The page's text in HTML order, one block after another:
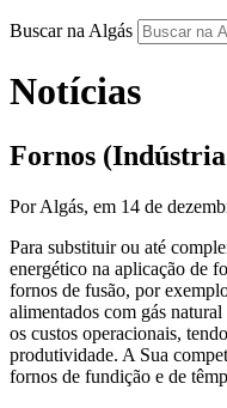
Buscar na Algás
Notícias
Fornos
Por Algás, em 14 de
Para substituir ou até
energético na aplicação de
fornos de fusão, por
alimentados com gás
os custos operacionais,
produtividade. A Sua
fornos de fundição e de